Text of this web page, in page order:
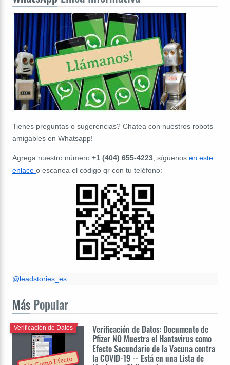
Tienes preguntas o sugerencias? Chatea con nuestros robots
amigables en Whatsapp!
Agrega nuestro número +1 (404) 655-4223 , síguenos en este
enlace o escanea el código qr con tu teléfono:
@leadstories_es
Más Popular
Verificación de Datos: Documento de
Pfizer NO Muestra el Hantavirus como
Efecto Secundario de la Vacuna contra
la COVID-19 -- Está en una Lista de
Verificación de Datos